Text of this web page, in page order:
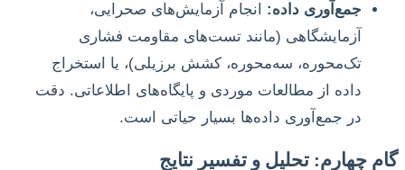
جمع‌آوری داده: انجام آزمایش‌های صحرایی،
آزمایشگاهی (مانند تست‌های مقاومت فشاری
تک‌محوره، سه‌محوره، کشش برزیلی)، یا استخراج
داده از مطالعات موردی و پایگاه‌های اطلاعاتی. دقت
در جمع‌آوری داده‌ها بسیار حیاتی است.
گام چهارم: تحلیل و تفسیر نتایج